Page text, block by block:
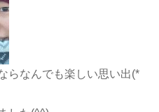
らなんでも楽しい思い出(*